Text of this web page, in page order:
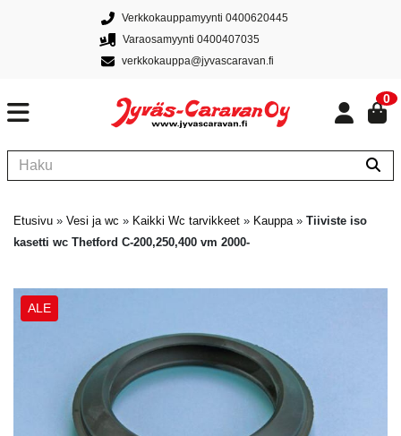
Verkkokauppamyynti 0400620445
Varaosamyynti 0400407035
verkkokauppa@jyvascaravan.fi
0
Etusivu » Vesi ja wc » Kaikki Wc tarvikkeet » Kauppa» Tiiviste iso
kasetti wc Thetford C-200,250,400 vm 2000-
ALE